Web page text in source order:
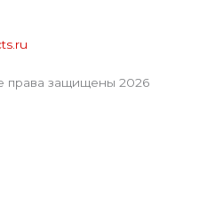
права защищены 2026